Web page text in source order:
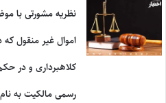
نظریه مشورتی با
اموال غیر منقول که
کلاهبرداری و در
رسمی مالکیت به